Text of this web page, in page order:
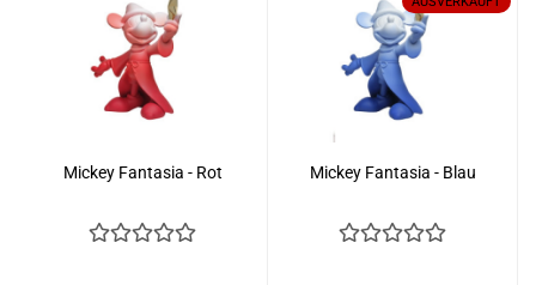
Mickey Fantasia - Rot Mickey Fantasia - Blau